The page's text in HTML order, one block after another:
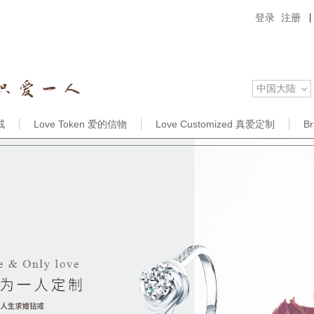
登录 注册
中国大陆
Love Token 爱的信物 Love Customized 真爱定制